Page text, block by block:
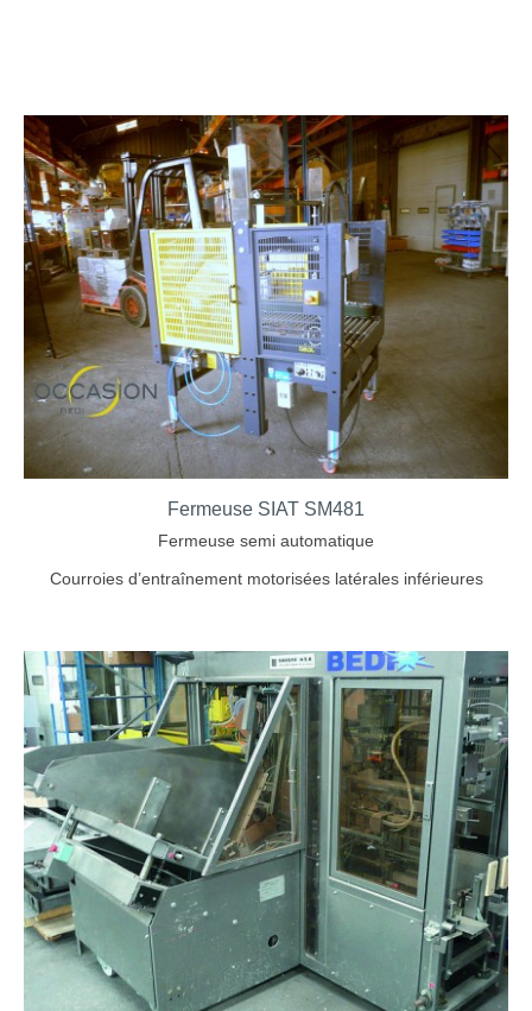
Fermeuse SIAT SM481
Fermeuse semi automatique
Courroies d’entraînement motorisées latérales inférieures